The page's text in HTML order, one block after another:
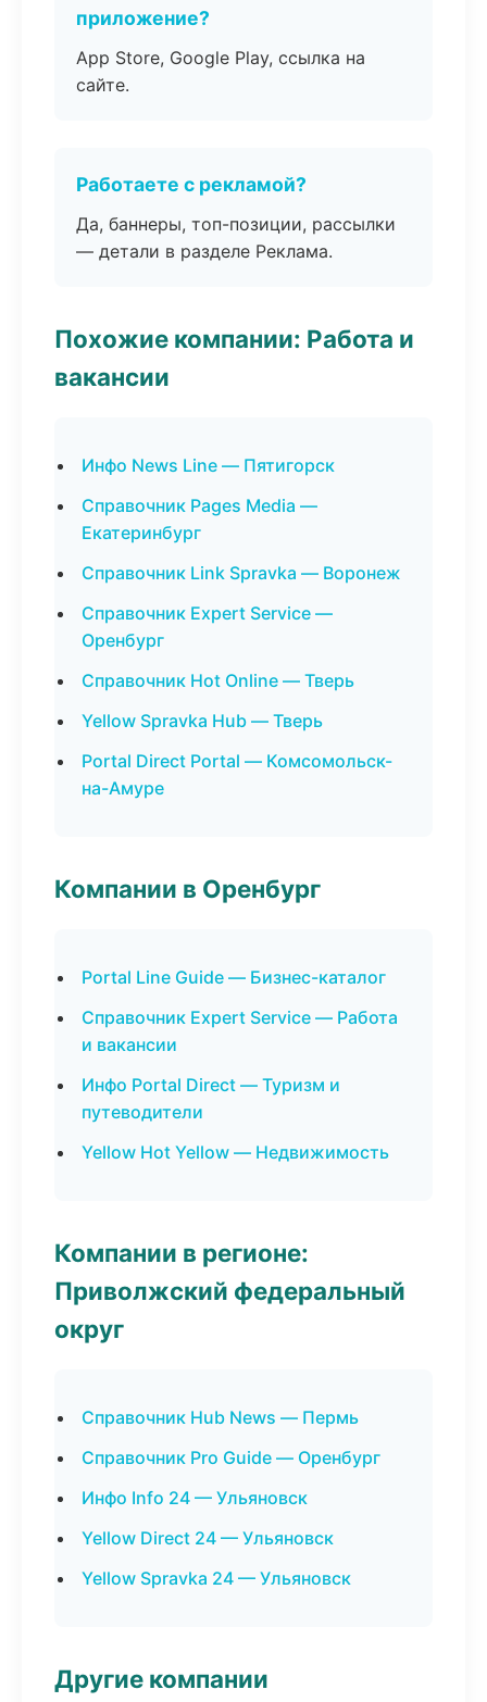
приложение?
App Store, Google Play, ссылка на
сайте.
Работаете с рекламой?
Да, баннеры, топ-позиции, рассылки
— детали в разделе Реклама.
Похожие компании: Работа и
вакансии
Инфо News Line — Пятигорск
Справочник Pages Media —
Екатеринбург
Справочник Link Spravka — Воронеж
Справочник Expert Service —
Оренбург
Справочник Hot Online — Тверь
Yellow Spravka Hub — Тверь
Portal Direct Portal — Комсомольск-
на-Амуре
Компании в Оренбург
Portal Line Guide — Бизнес-каталог
Справочник Expert Service — Работа
и вакансии
Инфо Portal Direct — Туризм и
путеводители
Yellow Hot Yellow — Недвижимость
Компании в регионе:
Приволжский федеральный
округ
Справочник Hub News — Пермь
Справочник Pro Guide — Оренбург
Инфо Info 24 — Ульяновск
Yellow Direct 24 — Ульяновск
Yellow Spravka 24 — Ульяновск
Другие компании